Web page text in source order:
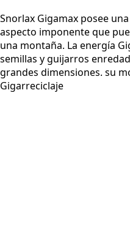
Snorlax Gigamax posee
aspecto imponente que
una montaña. La energía
semillas y guijarros
grandes dimensiones. su
Gigarreciclaje